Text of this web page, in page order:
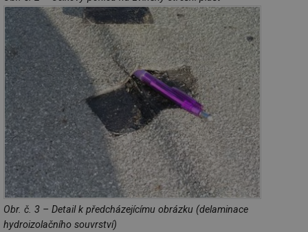
Obr. č. 3 – Detail k předcházejícímu obrázku (delaminace
hydroizolačního souvrství)